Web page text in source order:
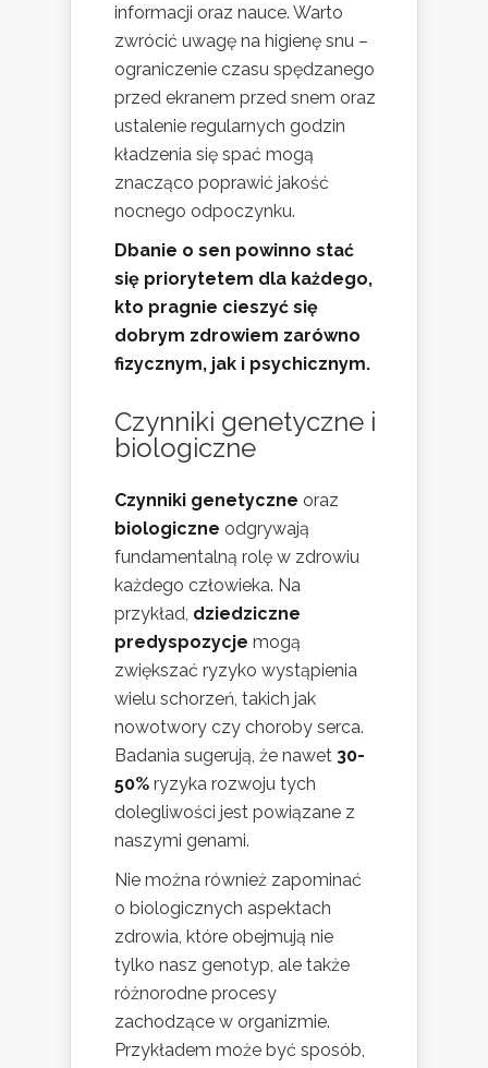
informacji oraz nauce. Warto
zwrócić uwagę na higienę snu –
ograniczenie czasu spędzanego
przed ekranem przed snem oraz
ustalenie regularnych godzin
kładzenia się spać mogą
znacząco poprawić jakość
nocnego odpoczynku.
Dbanie o sen powinno stać
się priorytetem dla każdego,
kto pragnie cieszyć się
dobrym zdrowiem zarówno
fizycznym, jak i psychicznym.
Czynniki genetyczne i
biologiczne
Czynniki genetyczne oraz
biologiczne odgrywają
fundamentalną rolę w zdrowiu
każdego człowieka. Na
przykład, dziedziczne
predyspozycje mogą
zwiększać ryzyko wystąpienia
wielu schorzeń, takich jak
nowotwory czy choroby serca.
Badania sugerują, że nawet 30-
50% ryzyka rozwoju tych
dolegliwości jest powiązane z
naszymi genami.
Nie można również zapominać
o biologicznych aspektach
zdrowia, które obejmują nie
tylko nasz genotyp, ale także
różnorodne procesy
zachodzące w organizmie.
Przykładem może być sposób,